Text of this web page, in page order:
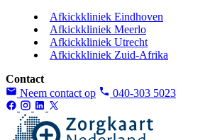
Afkickkliniek Eindhoven
Afkickkliniek Meerlo
Afkickkliniek Utrecht
Afkickkliniek Zuid-Afrika
Contact
Neem contact op
040-303 5023